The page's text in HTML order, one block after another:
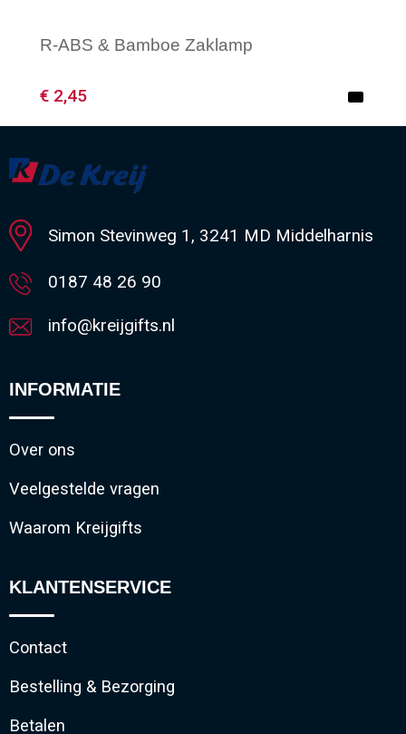
R-ABS & Bamboe Zaklamp
€ 2,45
Minimale afname: 1
Simon Stevinweg 1, 3241 MD Middelharnis
0187 48 26 90
info@kreijgifts.nl
INFORMATIE
Over ons
Veelgestelde vragen
Waarom Kreijgifts
KLANTENSERVICE
Contact
Bestelling & Bezorging
Betalen